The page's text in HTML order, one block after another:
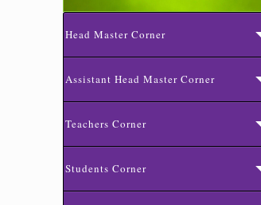
Head Master Corner
Assistant Head Master Corner
Teachers Corner
Students Corner